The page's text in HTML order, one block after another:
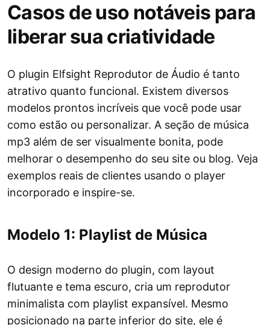
Casos de uso notáveis para
liberar sua criatividade
O plugin Elfsight Reprodutor de Áudio é tanto
atrativo quanto funcional. Existem diversos
modelos prontos incríveis que você pode usar
como estão ou personalizar. A seção de música
mp3 além de ser visualmente bonita, pode
melhorar o desempenho do seu site ou blog. Veja
exemplos reais de clientes usando o player
incorporado e inspire-se.
Modelo 1: Playlist de Música
O design moderno do plugin, com layout
flutuante e tema escuro, cria um reprodutor
minimalista com playlist expansível. Mesmo
posicionado na parte inferior do site, ele é